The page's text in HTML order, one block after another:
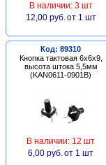
В наличии: 3 шт
12,00 руб. от 1 шт
Код: 89310
Кнопка тактовая 6х6х9,
высота штока 5,5мм
(KAN0611-0901B)
В наличии: 12 шт
6,00 руб. от 1 шт